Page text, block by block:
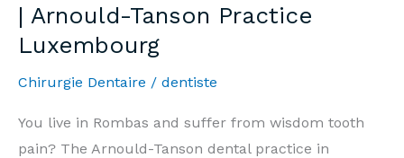
Prix
&
Cabinet
Arnould-
| Arnould-Tanson Practice
Luxembourg
Chirurgie Dentaire / dentiste
You live in Rombas and suffer from wisdom tooth
pain? The Arnould-Tanson dental practice in